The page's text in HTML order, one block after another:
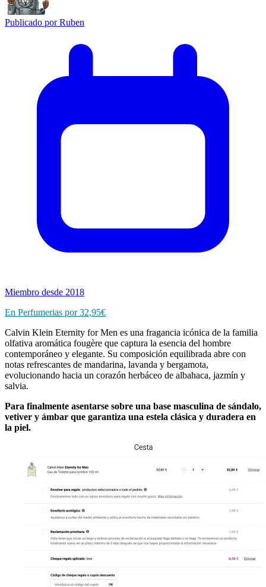
Publicado porRuben
Miembro desde 2018
En Perfumerias por32,95€
Calvin Klein Eternity for Men es una fragancia icónica de la familia
olfativa aromática fougère que captura la esencia del hombre
contemporáneo y elegante. Su composición equilibrada abre con
notas refrescantes de mandarina, lavanda y bergamota,
evolucionando hacia un corazón herbáceo de albahaca, jazmín y
salvia.
Para finalmente asentarse sobre una base masculina de sándalo,
vetiver y ámbar que garantiza una estela clásica y duradera en
la piel.